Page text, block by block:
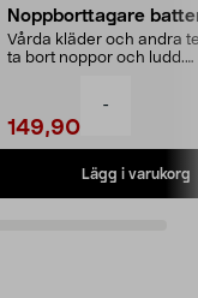
-
Noppborttagare
Vårda kläder och andra
ta bort noppor och ludd.
149,90
Lägg i varukorg